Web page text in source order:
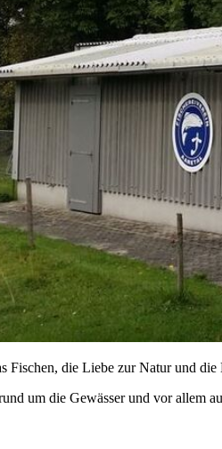
Fischen, die Liebe zur Natur und
um die Gewässer und vor allem